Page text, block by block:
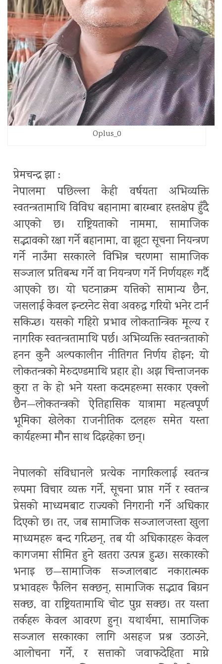
Oplus_0
प्रेमचन्द्र झा :
नेपालमा पछिल्ला केही वर्षयता अभिव्यक्ति
स्वतन्त्रतामाथि विविध बहानामा बारम्बार हस्तक्षेप हुँदै
आएको छ। राष्ट्रियताको नाममा, सामाजिक
सद्भावको रक्षा गर्ने बहानामा, वा झूटा सूचना नियन्त्रण
गर्ने नाउँमा सरकारले विभिन्न चरणमा सामाजिक
सञ्जाल प्रतिबन्ध गर्ने वा नियन्त्रण गर्ने निर्णयहरू गर्दै
आएको छ। यो घटनाक्रम यत्तिको सामान्य छैन,
जसलाई केवल इन्टरनेट सेवा अवरुद्ध गरियो भनेर टार्न
सकिन्छ। यसको गहिरो प्रभाव लोकतान्त्रिक मूल्य र
नागरिक स्वतन्त्रतामाथि पर्छ। अभिव्यक्ति स्वतन्त्रताको
हनन कुनै अल्पकालीन नीतिगत निर्णय होइन; यो
लोकतन्त्रको मेरुदण्डमाथि प्रहार हो। अझ चिन्ताजनक
कुरा त के हो भने यस्ता कदमहरूमा सरकार एक्लो
छैन—लोकतन्त्रको ऐतिहासिक यात्रामा महत्वपूर्ण
भूमिका खेलेका राजनीतिक दलहरू समेत यस्ता
कार्यहरूमा मौन साथ दिइरहेका छन्।
नेपालको संविधानले प्रत्येक नागरिकलाई स्वतन्त्र
रूपमा विचार व्यक्त गर्ने, सूचना प्राप्त गर्ने र स्वतन्त्र
प्रेसको माध्यमबाट राज्यको निगरानी गर्ने अधिकार
दिएको छ। तर, जब सामाजिक सञ्जालजस्ता खुला
माध्यमहरू बन्द गरिन्छन्, तब यी अधिकारहरू केवल
कागजमा सीमित हुने खतरा उत्पन्न हुन्छ। सरकारको
भनाइ छ—सामाजिक सञ्जालबाट नकारात्मक
प्रभावहरू फैलिन सक्छन्, सामाजिक सद्भाव बिग्रन
सक्छ, वा राष्ट्रियतामाथि चोट पुग्न सक्छ। तर यस्ता
तर्कहरू केवल आवरण हुन्। यथार्थमा, सामाजिक
सञ्जाल सरकारका लागि असहज प्रश्न उठाउने,
आलोचना गर्ने, र सत्ताको जवाफदेहिता माग्ने